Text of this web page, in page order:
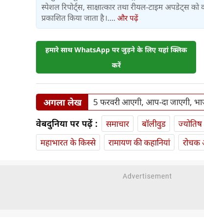
स्पेशल रिपोर्ट्स, साक्षात्कार तथा रीयल-टाइम अपडेट्स को
प्रकाशित किया जाता है।.... और पढ़ें
हमारे साथ WhatsApp पर जुड़ने के लिए यहां क्लिक
करें
अगला लेख 5 फरवरी आएगी, आप-दा जाएगी,
वेबदुनिया पर पढ़ें : समाचार बॉलीवुड ज्योतिष
महाभारत के किस्से
रामायण की कहानियां रोचक